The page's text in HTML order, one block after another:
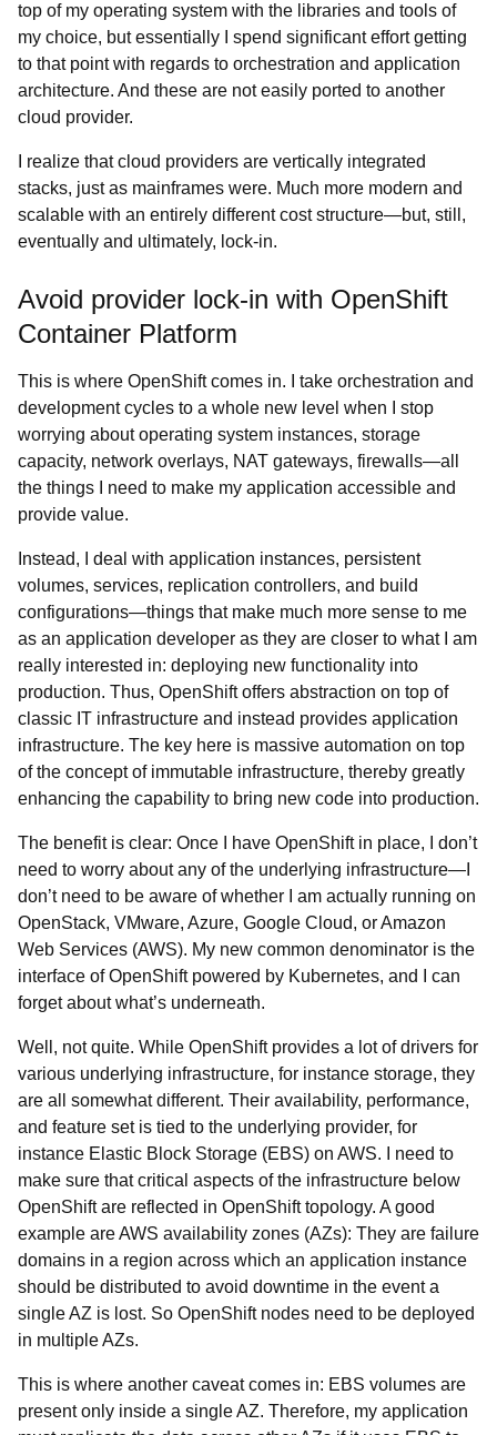
top of my operating system with the libraries and tools of
my choice, but essentially I spend significant effort getting
to that point with regards to orchestration and application
architecture. And these are not easily ported to another
cloud provider.
I realize that cloud providers are vertically integrated
stacks, just as mainframes were. Much more modern and
scalable with an entirely different cost structure—but, still,
eventually and ultimately, lock-in.
Avoid provider lock-in with OpenShift
Container Platform
This is where OpenShift comes in. I take orchestration and
development cycles to a whole new level when I stop
worrying about operating system instances, storage
capacity, network overlays, NAT gateways, firewalls—all
the things I need to make my application accessible and
provide value.
Instead, I deal with application instances, persistent
volumes, services, replication controllers, and build
configurations—things that make much more sense to me
as an application developer as they are closer to what I am
really interested in: deploying new functionality into
production. Thus, OpenShift offers abstraction on top of
classic IT infrastructure and instead provides application
infrastructure. The key here is massive automation on top
of the concept of immutable infrastructure, thereby greatly
enhancing the capability to bring new code into production.
The benefit is clear: Once I have OpenShift in place, I don’t
need to worry about any of the underlying infrastructure—I
don’t need to be aware of whether I am actually running on
OpenStack, VMware, Azure, Google Cloud, or Amazon
Web Services (AWS). My new common denominator is the
interface of OpenShift powered by Kubernetes, and I can
forget about what’s underneath.
Well, not quite. While OpenShift provides a lot of drivers for
various underlying infrastructure, for instance storage, they
are all somewhat different. Their availability, performance,
and feature set is tied to the underlying provider, for
instance Elastic Block Storage (EBS) on AWS. I need to
make sure that critical aspects of the infrastructure below
OpenShift are reflected in OpenShift topology. A good
example are AWS availability zones (AZs): They are failure
domains in a region across which an application instance
should be distributed to avoid downtime in the event a
single AZ is lost. So OpenShift nodes need to be deployed
in multiple AZs.
This is where another caveat comes in: EBS volumes are
present only inside a single AZ. Therefore, my application